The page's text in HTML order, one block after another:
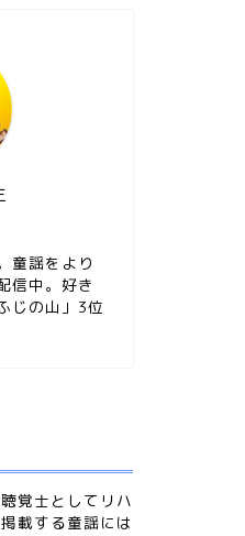
童謡をより
信中。好き
じの山」3位
覚士としてリハ
載する童謡には